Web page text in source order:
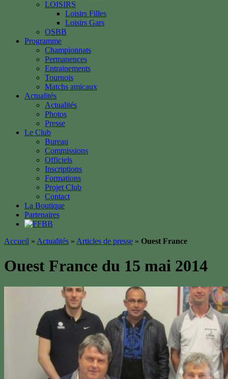
LOISIRS
Loisirs Filles
Loisirs Gars
OSBB
Programme
Championnats
Permanences
Entrainements
Tournois
Matchs amicaux
Actualités
Actualités
Photos
Presse
Le Club
Bureau
Commissions
Officiels
Inscriptions
Formations
Projet Club
Contact
La Boutique
Partenaires
Accueil » Actualités » Articles de presse » Ouest France
Ouest France du 15 mai 2014